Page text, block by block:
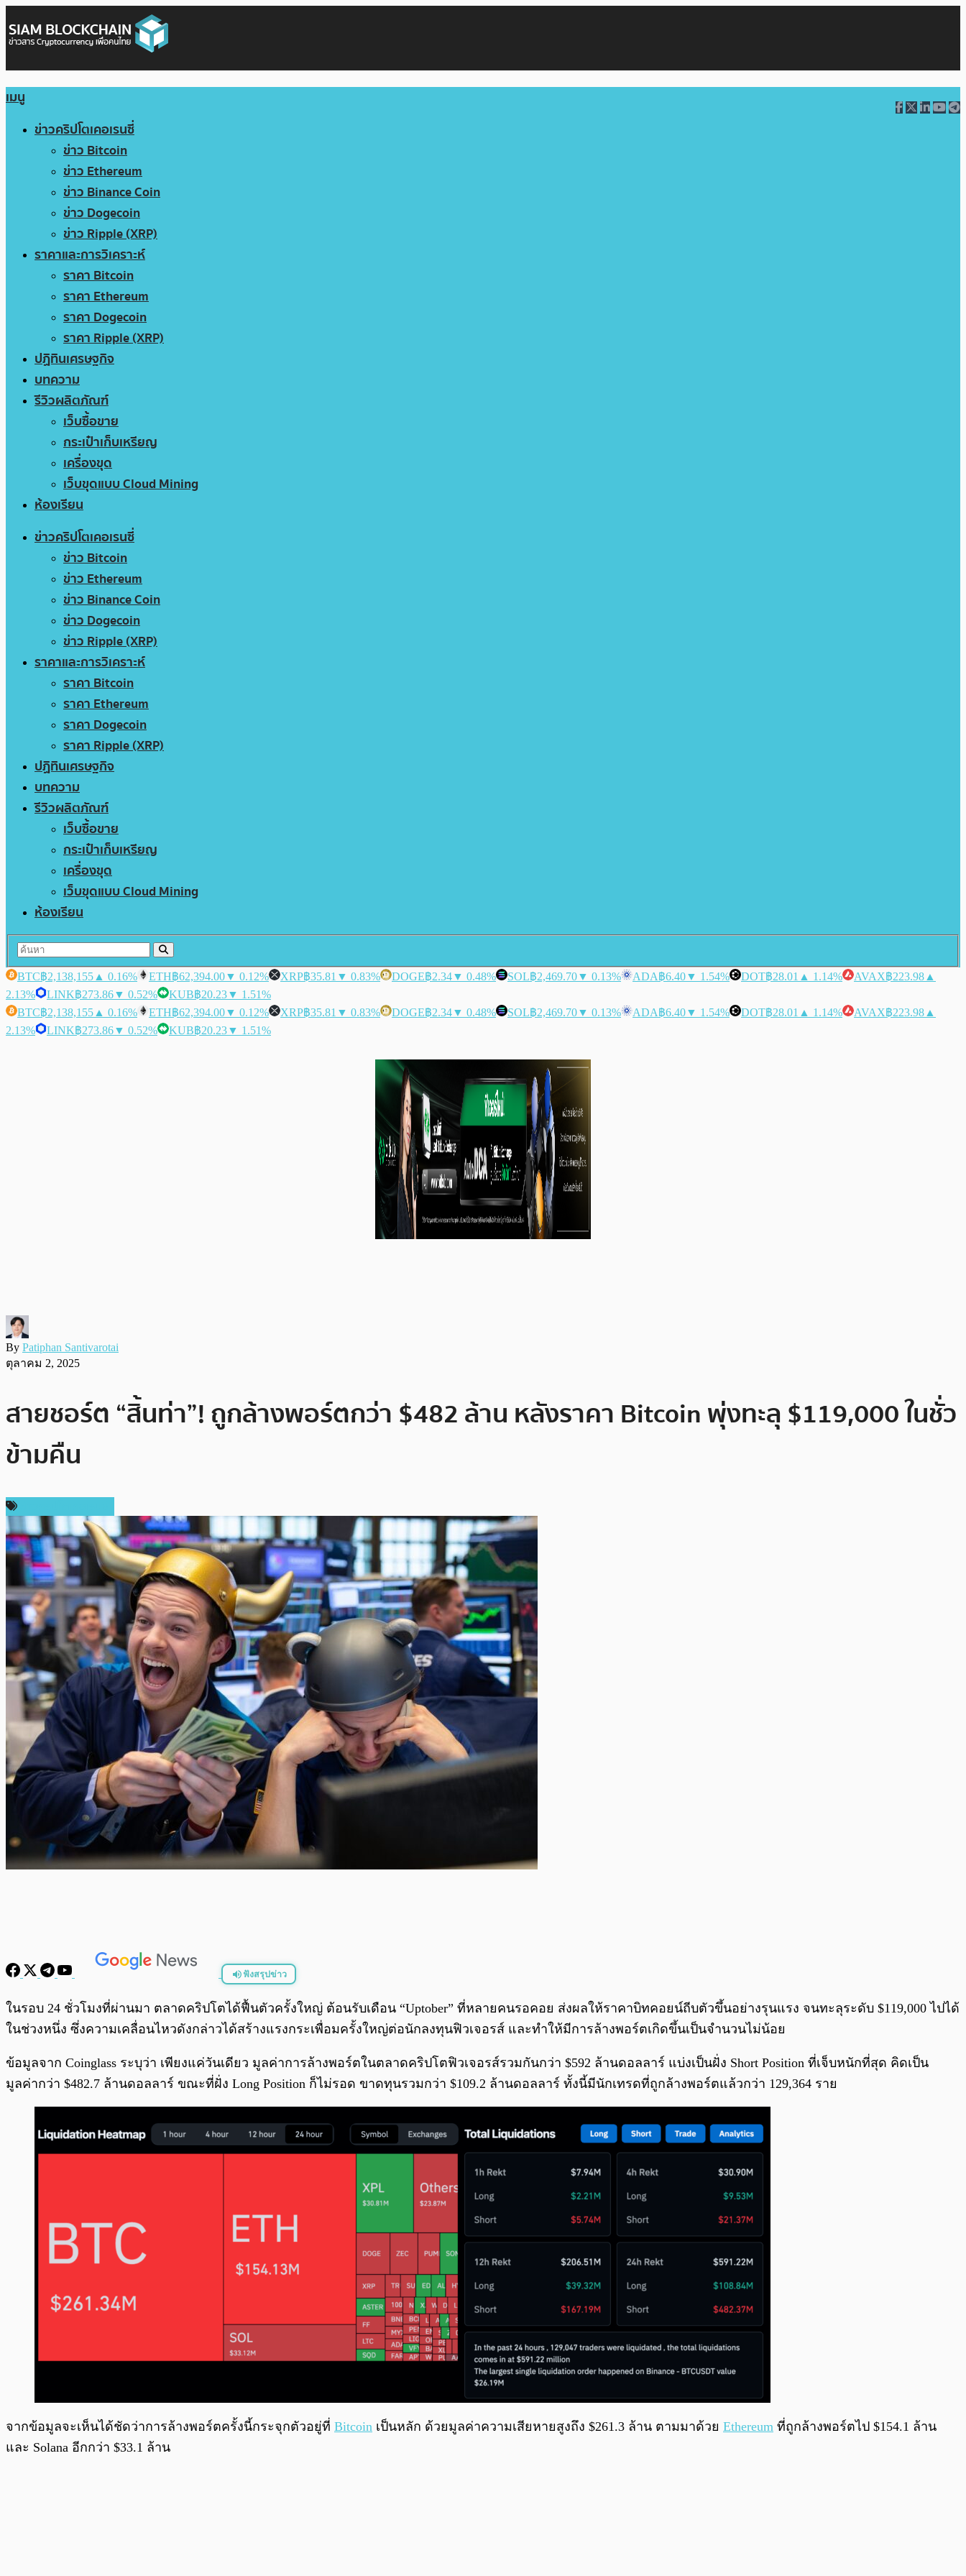
เมนู
ข่าวคริปโตเคอเรนซี่
ข่าว Bitcoin
ข่าว Ethereum
ข่าว Binance Coin
ข่าว Dogecoin
ข่าว Ripple (XRP)
ราคาและการวิเคราะห์
ราคา Bitcoin
ราคา Ethereum
ราคา Dogecoin
ราคา Ripple (XRP)
ปฏิทินเศรษฐกิจ
บทความ
รีวิวผลิตภัณฑ์
เว็บซื้อขาย
กระเป๋าเก็บเหรียญ
เครื่องขุด
เว็บขุดแบบ Cloud Mining
ห้องเรียน
ข่าวคริปโตเคอเรนซี่
ข่าว Bitcoin
ข่าว Ethereum
ข่าว Binance Coin
ข่าว Dogecoin
ข่าว Ripple (XRP)
ราคาและการวิเคราะห์
ราคา Bitcoin
ราคา Ethereum
ราคา Dogecoin
ราคา Ripple (XRP)
ปฏิทินเศรษฐกิจ
บทความ
รีวิวผลิตภัณฑ์
เว็บซื้อขาย
กระเป๋าเก็บเหรียญ
เครื่องขุด
เว็บขุดแบบ Cloud Mining
ห้องเรียน
BTC฿2,138,155 ▲ 0.16% ETH฿62,394.00▼ 0.12% XRP฿35.81 ▼ 0.83% DOGE฿2.34▼ 0.48% SOL฿2,469.70▼ 0.13% ADA฿6.40▼ 1.54% DOT฿28.01 ▲ 1.14% AVAX฿223.98 ▲
2.13%
LINK฿273.86▼ 0.52% KUB฿20.23▼ 1.51%
BTC฿2,138,155 ▲ 0.16% ETH฿62,394.00▼ 0.12% XRP฿35.81 ▼ 0.83% DOGE฿2.34▼ 0.48% SOL฿2,469.70▼ 0.13% ADA฿6.40▼ 1.54% DOT฿28.01 ▲ 1.14% AVAX฿223.98 ▲
2.13%
LINK฿273.86▼ 0.52% KUB฿20.23▼ 1.51%
By Patiphan Santivarotai
ตุลาคม 2, 2025
สายชอร์ต “สิ้นท่า”! ถูกล้างพอร์ตกว่า $482 ล้าน หลังราคา Bitcoin พุ่งทะลุ $119,000 ในชั่ว
ข้ามคืน
ฟังสรุปข่าว
พร้อมเล่น 0:00/0:00
ในรอบ 24 ชั่วโมงที่ผ่านมา ตลาดคริปโตได้ฟื้นตัวครั้งใหญ่ ต้อนรับเดือน “Uptober” ที่หลายคนรอคอย ส่งผลให้ราคาบิทคอยน์ถีบตัวขึ้นอย่างรุนแรง จนทะลุระดับ $119,000 ไปได้
ในช่วงหนึ่ง ซึ่งความเคลื่อนไหวดังกล่าวได้สร้างแรงกระเพื่อมครั้งใหญ่ต่อนักลงทุนฟิวเจอรส์ และทำให้มีการล้างพอร์ตเกิดขึ้นเป็นจำนวนไม่น้อย
ข้อมูลจาก Coinglass ระบุว่า เพียงแค่วันเดียว มูลค่าการล้างพอร์ตในตลาดคริปโตฟิวเจอรส์รวมกันกว่า $592 ล้านดอลลาร์ แบ่งเป็นฝั่ง Short Position ที่เจ็บหนักที่สุด คิดเป็น
มูลค่ากว่า $482.7 ล้านดอลลาร์ ขณะที่ฝั่ง Long Position ก็ไม่รอด ขาดทุนรวมกว่า $109.2 ล้านดอลลาร์ ทั้งนี้มีนักเทรดที่ถูกล้างพอร์ตแล้วกว่า 129,364 ราย
จากข้อมูลจะเห็นได้ชัดว่าการล้างพอร์ตครั้งนี้กระจุกตัวอยู่ที่ Bitcoin เป็นหลัก ด้วยมูลค่าความเสียหายสูงถึง $261.3 ล้าน ตามมาด้วย Ethereum ที่ถูกล้างพอร์ตไป $154.1 ล้าน
และ Solana อีกกว่า $33.1 ล้าน